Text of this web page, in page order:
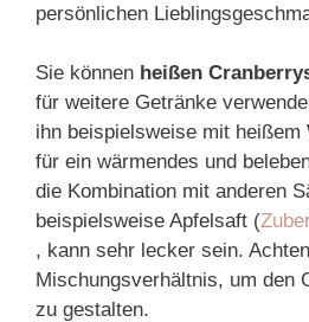
persönlichen
Sie können heißen
für weitere Getränke
ihn beispielsweise mit heißem
für ein wärmendes und
die Kombination mit anderen
beispielsweise Apfelsaft (
, kann sehr lecker sein.
Mischungsverhältnis, um den
zu gestalten.